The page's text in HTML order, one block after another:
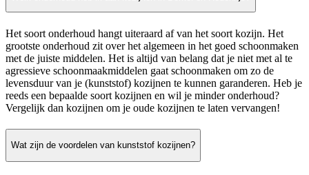
Het soort onderhoud hangt uiteraard af van het soort kozijn. Het
grootste onderhoud zit over het algemeen in het goed schoonmaken
met de juiste middelen. Het is altijd van belang dat je niet met al te
agressieve schoonmaakmiddelen gaat schoonmaken om zo de
levensduur van je (kunststof) kozijnen te kunnen garanderen. Heb je
reeds een bepaalde soort kozijnen en wil je minder onderhoud?
Vergelijk dan kozijnen om je oude kozijnen te laten vervangen!
Wat zijn de voordelen van kunststof kozijnen?